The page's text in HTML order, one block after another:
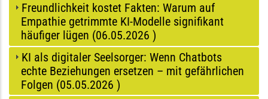
Freundlichkeit kostet Fakten: Warum auf
Empathie getrimmte KI-Modelle signifikant
häufiger lügen (06.05.2026 )
KI als digitaler Seelsorger: Wenn Chatbots
echte Beziehungen ersetzen – mit gefährlichen
Folgen (05.05.2026 )